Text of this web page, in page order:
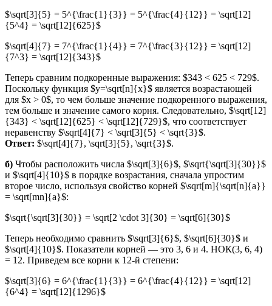
$\sqrt[3]{5} = 5^{\frac{1}{3}} = 5^{\frac{4}{12}} = \sqrt[12]
{5^4} = \sqrt[12]{625}$
$\sqrt[4]{7} = 7^{\frac{1}{4}} = 7^{\frac{3}{12}} = \sqrt[12]
{7^3} = \sqrt[12]{343}$
Теперь сравним подкоренные выражения: $343 < 625 < 729$.
Поскольку функция $y=\sqrt[n]{x}$ является возрастающей
для $x > 0$, то чем больше значение подкоренного выражения,
тем больше и значение самого корня. Следовательно, $\sqrt[12]
{343} < \sqrt[12]{625} < \sqrt[12]{729}$, что соответствует
неравенству $\sqrt[4]{7} < \sqrt[3]{5} < \sqrt{3}$.
Ответ: $\sqrt[4]{7}, \sqrt[3]{5}, \sqrt{3}$.
б) Чтобы расположить числа $\sqrt[3]{6}$, $\sqrt{\sqrt[3]{30}}$
и $\sqrt[4]{10}$ в порядке возрастания, сначала упростим
второе число, используя свойство корней $\sqrt[m]{\sqrt[n]{a}}
= \sqrt[mn]{a}$:
$\sqrt{\sqrt[3]{30}} = \sqrt[2 \cdot 3]{30} = \sqrt[6]{30}$
Теперь необходимо сравнить $\sqrt[3]{6}$, $\sqrt[6]{30}$ и
$\sqrt[4]{10}$. Показатели корней — это 3, 6 и 4. НОК(3, 6, 4)
= 12. Приведем все корни к 12-й степени:
$\sqrt[3]{6} = 6^{\frac{1}{3}} = 6^{\frac{4}{12}} = \sqrt[12]
{6^4} = \sqrt[12]{1296}$